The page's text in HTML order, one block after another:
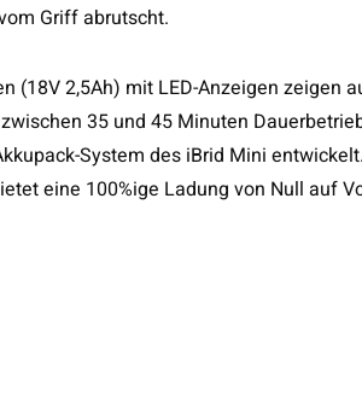
Griff abrutscht.
(18V 2,5Ah) mit LED-Anzeigen zeigen
35 und 45 Minuten
System des iBrid Mini
eine 100%ige Ladung von Null auf